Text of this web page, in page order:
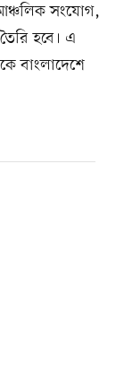
আঞ্চলিক সংযোগ,
হবে। এ
বাংলাদেশে